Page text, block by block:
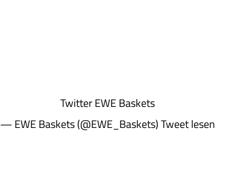
TwitterEWE Baskets
— EWE Baskets (@EWE_Baskets)Tweet lesen